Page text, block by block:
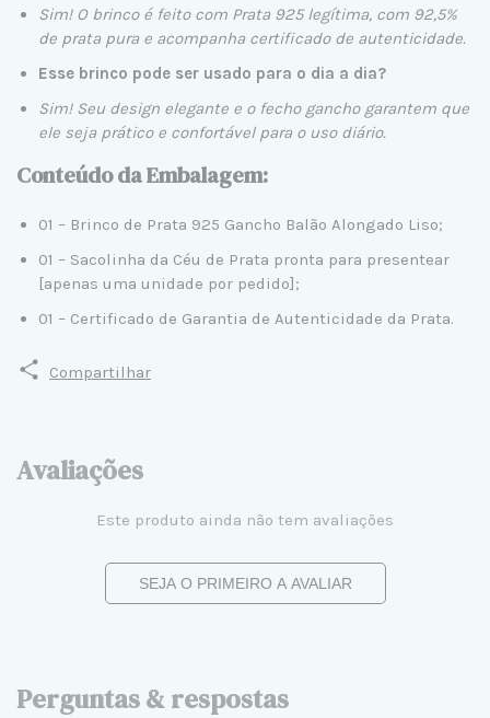
Sim! O brinco é feito com Prata 925 legítima, com 92,5%
de prata pura e acompanha certificado de autenticidade.
Esse brinco pode ser usado para o dia a dia?
Sim! Seu design elegante e o fecho gancho garantem que
ele seja prático e confortável para o uso diário.
Conteúdo da Embalagem:
01 – Brinco de Prata 925 Gancho Balão Alongado Liso;
01 – Sacolinha da Céu de Prata pronta para presentear
[apenas uma unidade por pedido];
01 – Certificado de Garantia de Autenticidade da Prata.
Compartilhar
Avaliações
Este produto ainda não tem avaliações
SEJA O PRIMEIRO A AVALIAR
Perguntas & respostas